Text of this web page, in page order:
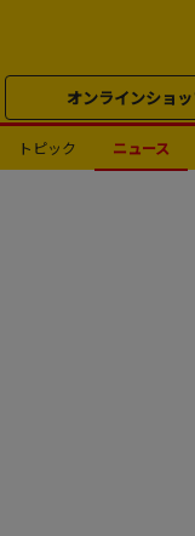
オンラインショ
トピック ニュース